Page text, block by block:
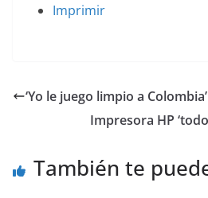
Imprimir
‘Yo le juego limpio a Colombia’
Impresora HP
También te